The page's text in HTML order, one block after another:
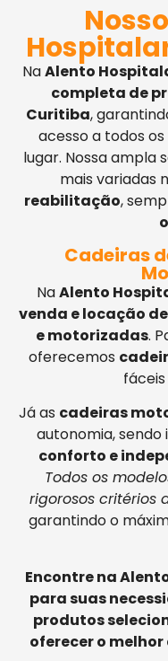
NaAlento
completa de
Curitiba,
acesso a todos
lugar. Nossa ampla
mais variadas
reabilitação,
Cadeiras
NaAlento
venda e locação
e motorizadas.
oferecemos
Já as cadeiras
autonomia,
conforto e
Todos os
rigorosos critérios
garantindo o
Encontre na
para suas
produtos
oferecer o